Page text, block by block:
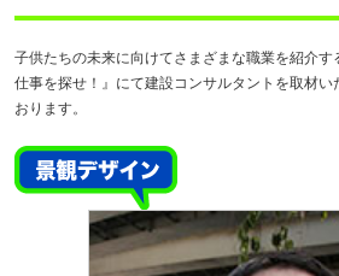
子供たちの未来に向けてさまざまな職業を紹介
仕事を探せ！』にて建設コンサルタントを取材
おります。